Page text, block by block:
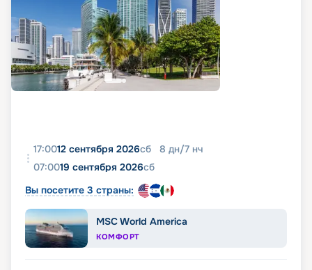
17:0012 сентября 2026сб 8 дн/7 нч
07:0019 сентября 2026сб
Вы посетите 3 страны:
MSC World America
КОМФОРТ